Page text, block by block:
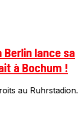
Berlin lance sa
à Bochum !
au Ruhrstadion.